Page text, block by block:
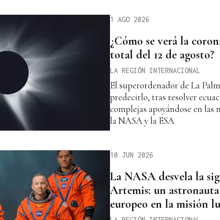
1 AGO 2026
¿Cómo se verá la
total del 12 de agosto?
LA REGIÓN INTERNACIONAL
El superordenador de La
predecirlo, tras resolver
complejas apoyándose en las
la NASA y la ESA
10 JUN 2026
La NASA desvela la
Artemis: un
europeo en la misión